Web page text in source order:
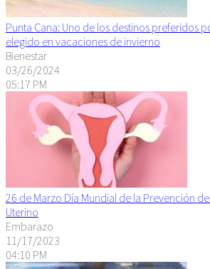
Punta Cana: Uno de los destinos preferidos
elegido en vacaciones de invierno
Bienestar
03/26/2024
05:17 PM
26 de Marzo Día Mundial de la Prevención
Uterino
Embarazo
11/17/2023
04:10 PM